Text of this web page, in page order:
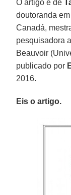
O artigo é de
doutoranda
Canadá,
pesquisadora
Beauvoir
publicado por
2016.
Eis o artigo.